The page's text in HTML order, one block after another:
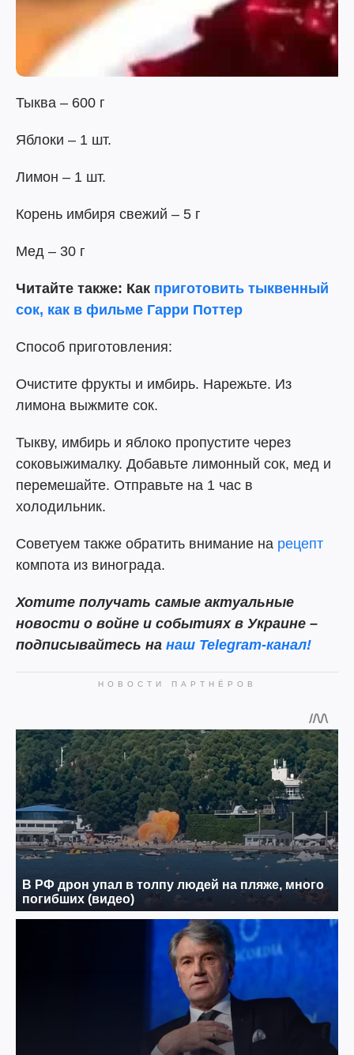
Тыква – 600 г
Яблоки – 1 шт.
Лимон – 1 шт.
Корень имбиря свежий – 5 г
Мед – 30 г
Читайте также: Как приготовить тыквенный
сок, как в фильме Гарри Поттер
Способ приготовления:
Очистите фрукты и имбирь. Нарежьте. Из
лимона выжмите сок.
Тыкву, имбирь и яблоко пропустите через
соковыжималку. Добавьте лимонный сок, мед и
перемешайте. Отправьте на 1 час в
холодильник.
Советуем также обратить внимание на рецепт
компота из винограда.
Хотите получать самые актуальные
новости о войне и событиях в Украине –
подписывайтесь на наш Telegram-канал!